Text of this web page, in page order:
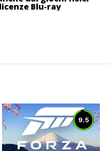
Blu-ray
9.5